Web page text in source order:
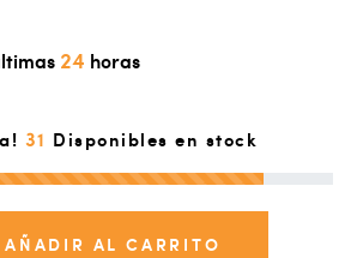
24 horas
31 Disponibles en stock
AÑADIR AL CARRITO